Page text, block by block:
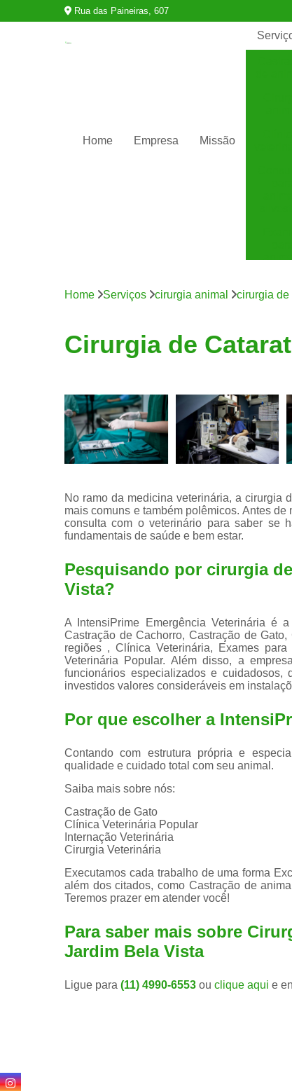
Rua das Paineiras, 607
Home Empresa Missão
Home Serviços cirurgia animal cirurgia de
Cirurgia de
No ramo da medicina veterinária, a cirurgia
mais comuns e também polêmicos. Antes
consulta com o veterinário para saber se
fundamentais de saúde e bem estar.
Pesquisando por cirurgia
Vista?
A IntensiPrime Emergência Veterinária é
Castração de Cachorro, Castração de
regiões , Clínica Veterinária, Exames
Veterinária Popular. Além disso, a
funcionários especializados e
investidos valores consideráveis em
Por que escolher a
Contando com estrutura própria e
qualidade e cuidado total com seu animal.
Saiba mais sobre nós:
Castração de Gato
Clínica Veterinária Popular
Internação Veterinária
Cirurgia Veterinária
Executamos cada trabalho de uma forma
além dos citados, como Castração de
Teremos prazer em atender você!
Para saber mais sobre
Jardim Bela Vista
Ligue para (11) 4990-6553 ou clique aqui e